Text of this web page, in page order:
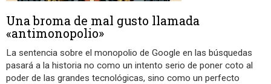
Una broma de mal gusto llamada
«antimonopolio»
La sentencia sobre el monopolio de Google en las búsquedas
pasará a la historia no como un intento serio de poner coto al
poder de las grandes tecnológicas, sino como un perfecto